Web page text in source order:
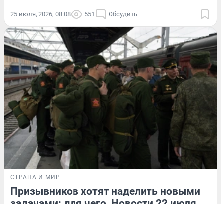
25 июля, 2026, 08:08 551 Обсудить
СТРАНА И МИР
Призывников хотят наделить новыми